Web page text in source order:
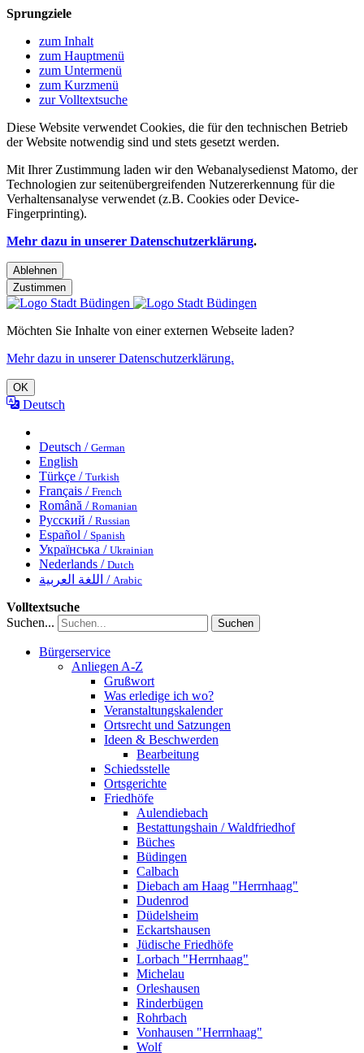
Sprungziele
zum Inhalt
zum Hauptmenü
zum Untermenü
zum Kurzmenü
zur Volltextsuche
Diese Website verwendet Cookies, die für den technischen Betrieb
der Website notwendig sind und stets gesetzt werden.
Mit Ihrer Zustimmung laden wir den Webanalysedienst Matomo, der
Technologien zur seitenübergreifenden Nutzererkennung für die
Verhaltensanalyse verwendet (z.B. Cookies oder Device-
Fingerprinting).
Mehr dazu in unserer Datenschutzerklärung.
Ablehnen
Zustimmen
Möchten Sie Inhalte von einer externen Webseite laden?
Mehr dazu in unserer Datenschutzerklärung.
OK
Deutsch
Deutsch / German
English
Türkçe / Turkish
Français / French
Română / Romanian
Русский / Russian
Español / Spanish
Українська / Ukrainian
Nederlands / Dutch
اللغة العربية / Arabic
Volltextsuche
Suchen...
Suchen
Bürgerservice
Anliegen A-Z
Grußwort
Was erledige ich wo?
Veranstaltungskalender
Ortsrecht und Satzungen
Ideen & Beschwerden
Bearbeitung
Schiedsstelle
Ortsgerichte
Friedhöfe
Aulendiebach
Bestattungshain / Waldfriedhof
Büches
Büdingen
Calbach
Diebach am Haag "Herrnhaag"
Dudenrod
Düdelsheim
Eckartshausen
Jüdische Friedhöfe
Lorbach "Herrnhaag"
Michelau
Orleshausen
Rinderbügen
Rohrbach
Vonhausen "Herrnhaag"
Wolf